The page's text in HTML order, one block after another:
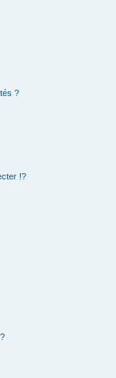
?
!?